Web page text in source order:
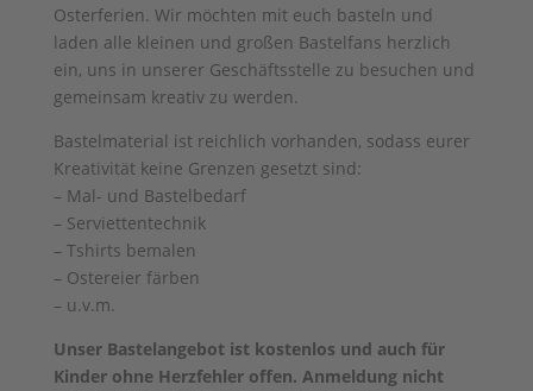
Osterferien. Wir möchten mit euch basteln und
laden alle kleinen und großen Bastelfans herzlich
ein, uns in unserer Geschäftsstelle zu besuchen und
gemeinsam kreativ zu werden.
Bastelmaterial ist reichlich vorhanden, sodass eurer
Kreativität keine Grenzen gesetzt sind:
– Mal- und Bastelbedarf
– Serviettentechnik
– Tshirts bemalen
– Ostereier färben
– u.v.m.
Unser Bastelangebot ist kostenlos und auch für
Kinder ohne Herzfehler offen. Anmeldung nicht